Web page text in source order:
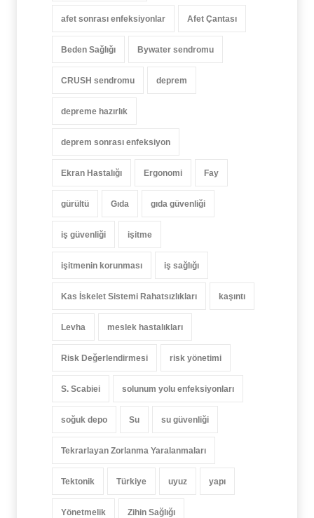
afet sonrası enfeksiyonlar Afet Çantası
Beden Sağlığı Bywater sendromu
CRUSH sendromu deprem
depreme hazırlık
deprem sonrası enfeksiyon
Ekran Hastalığı Ergonomi Fay
gürültü Gıda gıda güvenliği
iş güvenliği işitme
işitmenin korunması iş sağlığı
Kas İskelet Sistemi Rahatsızlıkları kaşıntı
Levha meslek hastalıkları
Risk Değerlendirmesi risk yönetimi
S. Scabiei solunum yolu enfeksiyonları
soğuk depo Su su güvenliği
Tekrarlayan Zorlanma Yaralanmaları
Tektonik Türkiye uyuz yapı
Yönetmelik Zihin Sağlığı